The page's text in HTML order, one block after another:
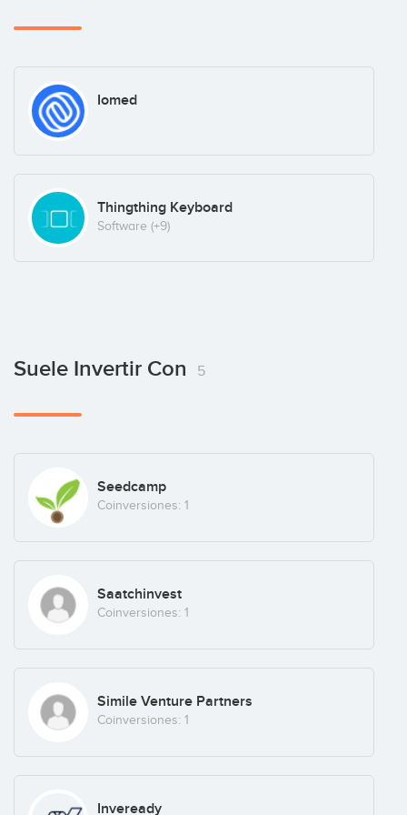
Iomed
Thingthing Keyboard
Software (+9)
Suele Invertir Con 5
Seedcamp
Coinversiones: 1
Saatchinvest
Coinversiones: 1
Simile Venture Partners
Coinversiones: 1
Inveready